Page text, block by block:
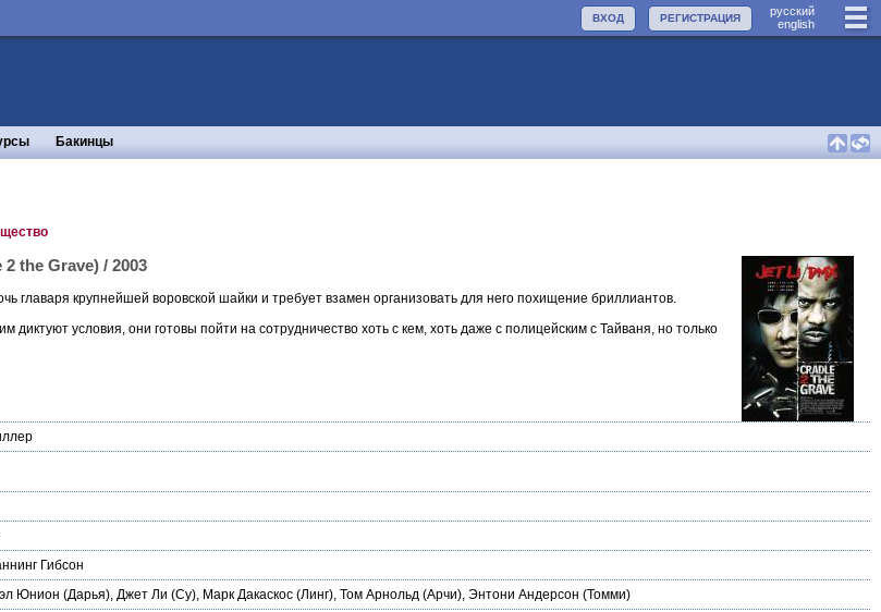
руccкий
english
РЕГИСТРАЦИЯ
ВХОД
Бакинцы
the Grave) / 2003
главаря крупнейшей воровской шайки и требует взамен организовать для него похищение бриллиантов.
диктуют условия, они готовы пойти на сотрудничество хоть с кем, хоть даже с полицейским с Тайваня, но только
Гибсон
Юнион (Дарья), Джет Ли (Су), Марк Дакаскос (Линг), Том Арнольд (Арчи), Энтони Андерсон (Томми)